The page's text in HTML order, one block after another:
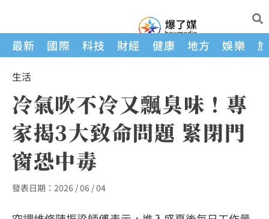
最新 國際 科技 財經 健康 地方 娛樂
生活
冷氣吹不冷又飄臭味！專
家揭3大致命問題 緊閉門
窗恐中毒
發表日期： 2026 / 06 / 04